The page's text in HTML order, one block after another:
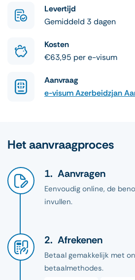
Levertijd
Gemiddeld 3 dagen
Kosten
€63,95 per e-visum
Aanvraag
e-visum Azerbeidzjan
Het aanvraagproces
Aanvragen
Eenvoudig online, de
invullen.
Afrekenen
Betaal gemakkelijk met
betaalmethodes.